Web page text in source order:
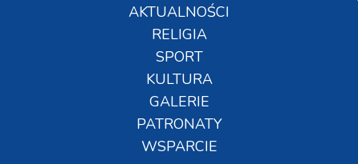
AKTUALNOŚCI
RELIGIA
SPORT
KULTURA
GALERIE
PATRONATY
WSPARCIE